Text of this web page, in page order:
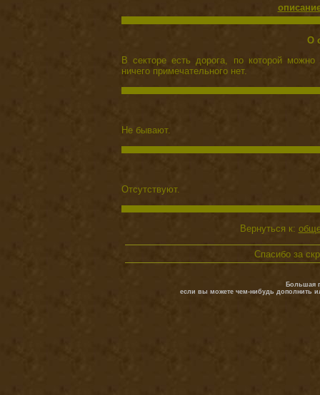
О
В секторе есть дорога, по которой
ничего примечательного нет.
Не бывают.
Отсутствуют.
Вернуться к:
Спасибо за
Большая
если вы можете чем-нибудь дополнить